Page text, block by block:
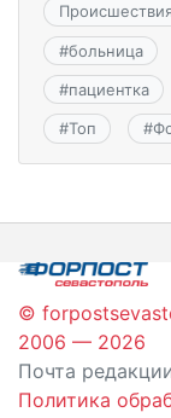
#больница
#пациентка
#Топ #
©
2006 — 2026
Почта
Политика